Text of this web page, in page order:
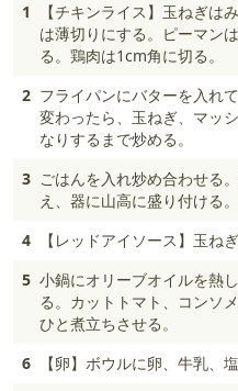
1
【チキンライス】玉ねぎは
は薄切りにする。ピーマン
る。鶏肉は1cm角に切る。
2 フライパンにバターを入れ
変わったら、玉ねぎ、マッ
なりするまで炒める。
3 ごはんを入れ炒め合わせる
え、器に山高に盛り付ける。
4
【レッドアイソース】玉ね
5 小鍋にオリーブオイルを熱
る。カットトマト、コンソ
ひと煮立ちさせる。
6
【卵】ボウルに卵、牛乳、